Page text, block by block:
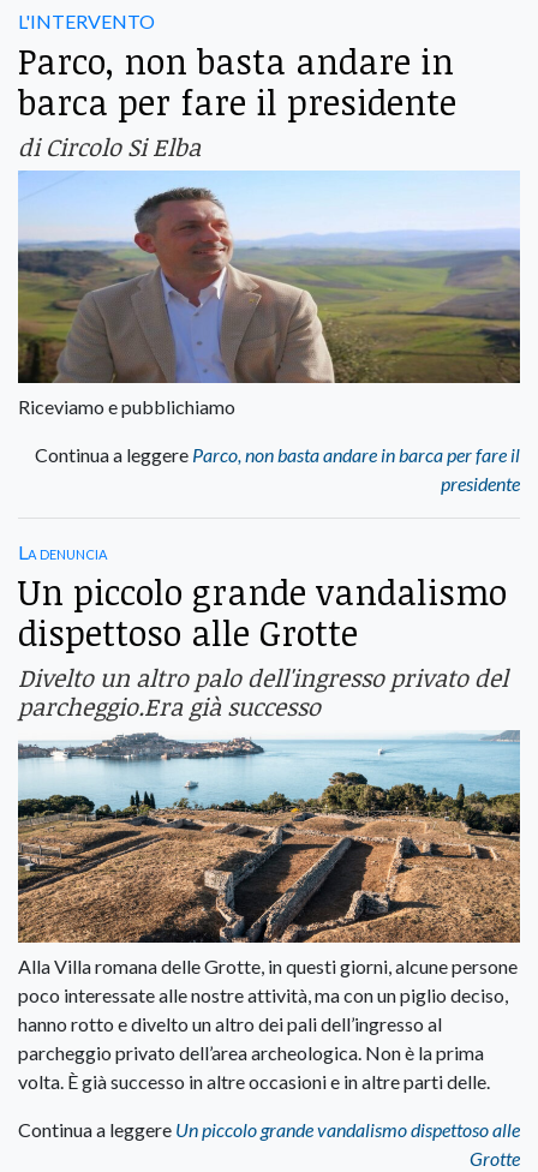
L'INTERVENTO
Parco, non basta andare in
barca per fare il presidente
di Circolo Si Elba
Riceviamo e pubblichiamo
Continua a leggere Parco, non basta andare in barca per fare il
presidente
La denuncia
Un piccolo grande vandalismo
dispettoso alle Grotte
Divelto un altro palo dell'ingresso privato del
parcheggio.Era già successo
Alla Villa romana delle Grotte, in questi giorni, alcune persone
poco interessate alle nostre attività, ma con un piglio deciso,
hanno rotto e divelto un altro dei pali dell’ingresso al
parcheggio privato dell’area archeologica. Non è la prima
volta. È già successo in altre occasioni e in altre parti delle.
Continua a leggere Un piccolo grande vandalismo dispettoso alle
Grotte